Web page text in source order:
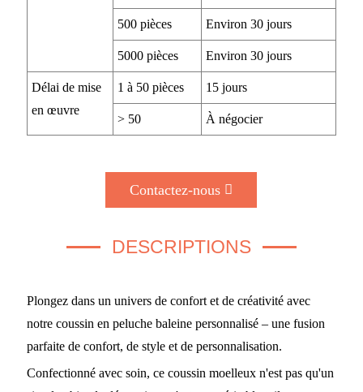
500 pièces Environ 30 jours
5000 pièces Environ 30 jours
Délai de mise
en œuvre
1 à 50 pièces 15 jours
> 50 À négocier
Contactez-nous
DESCRIPTIONS
Plongez dans un univers de confort et de créativité avec
notre coussin en peluche baleine personnalisé – une fusion
parfaite de confort, de style et de personnalisation.
Confectionné avec soin, ce coussin moelleux n'est pas qu'un